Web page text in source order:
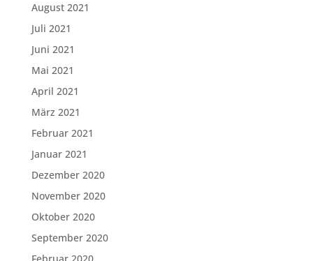
August 2021
Juli 2021
Juni 2021
Mai 2021
April 2021
März 2021
Februar 2021
Januar 2021
Dezember 2020
November 2020
Oktober 2020
September 2020